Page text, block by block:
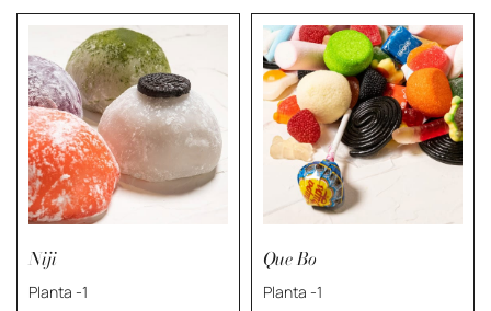
Niji
Planta -1
Que Bo
Planta -1